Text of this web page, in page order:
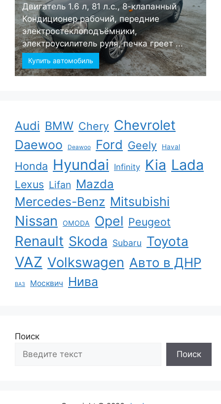
Двигатель 1.6 л, 81 л.с., 8-клапанный
Кондиционер рабочий, передние
электростеклоподъёмники,
электроусилитель руля, печка греет ...
Купить автомобиль
Audi BMW Chery Chevrolet
Daewoo Deawoo Ford Geely Haval
Honda Hyundai Infinity Kia Lada
Lexus Lifan Mazda
Mercedes-Benz Mitsubishi
Nissan OMODA Opel Peugeot
Renault Skoda Subaru Toyota
VAZ Volkswagen Авто в ДНР
ВАЗ Москвич Нива
Поиск
Поиск